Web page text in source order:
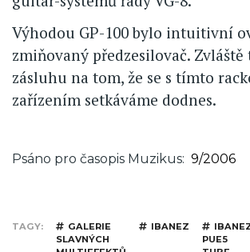
Výhodou GP-100 bylo intuitivní
zmiňovaný předzesilovač. Zvláště
zásluhu na tom, že se s tímto
zařízením setkáváme dodnes.
Psáno pro časopis Muzikus 9/2006
TAGY
GALERIE
SLAVNÝCH
IBANEZ
PUE5